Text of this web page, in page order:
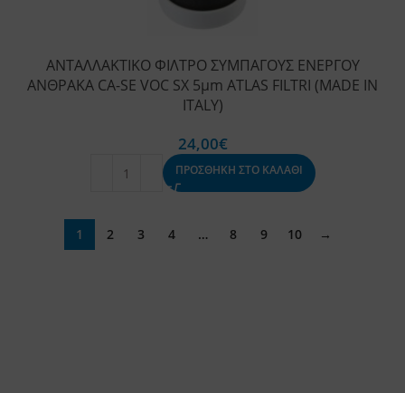
ΑΝΤΑΛΛΑΚΤΙΚΟ ΦΙΛΤΡΟ ΣΥΜΠΑΓΟΥΣ ΕΝΕΡΓΟΥ
ΑΝΘΡΑΚΑ CA-SE VOC SX 5μm ATLAS FILTRI (MADE IN
ITALY)
24,00€
ΠΡΟΣΘΗΚΗ ΣΤΟ ΚΑΛΑΘΙ
1 2 3 4 … 8 9 10 →